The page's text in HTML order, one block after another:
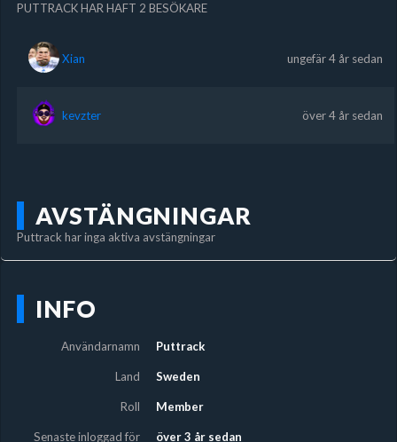
PUTTRACK HAR HAFT 2 BESÖKARE
Xian ungefär 4 år sedan
kevzter över 4 år sedan
AVSTÄNGNINGAR
Puttrack har inga aktiva avstängningar
INFO
Användarnamn Puttrack
Land Sweden
Roll Member
Senaste inloggad för över 3 år sedan